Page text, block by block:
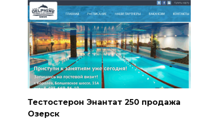
Тестостерон Энантат 250 продажа
Озерск